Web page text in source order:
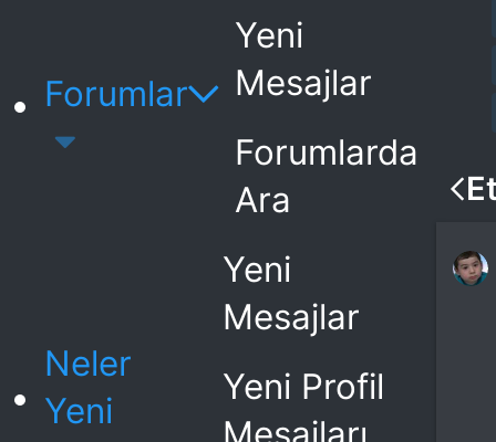
Forumlar
Yeni
Mesajlar
Forumlarda
Ara
Neler
Yeni
Yeni
Mesajlar
Yeni Profil